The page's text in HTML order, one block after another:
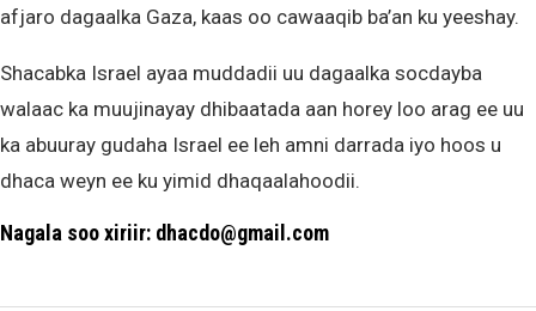
afjaro dagaalka Gaza, kaas oo cawaaqib ba’an ku yeeshay.
Shacabka Israel ayaa muddadii uu dagaalka socdayba
walaac ka muujinayay dhibaatada aan horey loo arag ee uu
ka abuuray gudaha Israel ee leh amni darrada iyo hoos u
dhaca weyn ee ku yimid dhaqaalahoodii.
Nagala soo xiriir: dhacdo@gmail.com